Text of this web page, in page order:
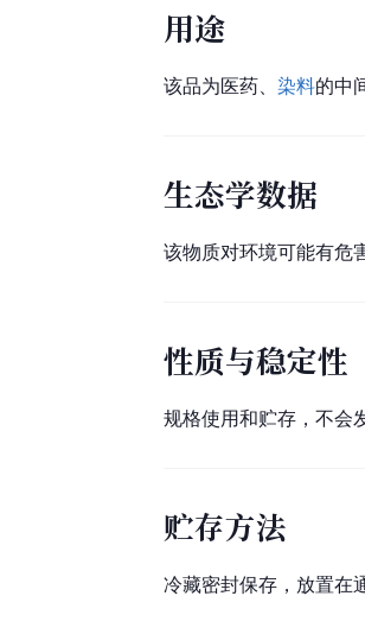
用途
该品为医药、 染料的中
生态学数据
该物质对环境可能有危
性质与稳定性
规格使用和贮存，不会
贮存方法
冷藏密封保存，放置在